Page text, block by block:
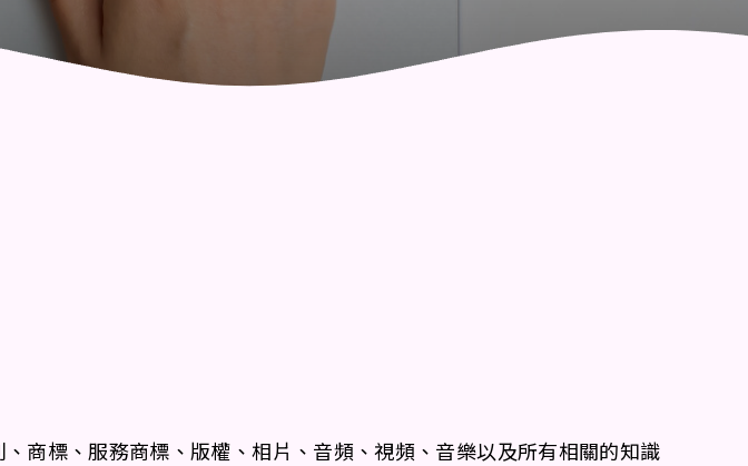
商標、服務商標、版權、相片、音頻、視頻、音樂以及所有相關的知識